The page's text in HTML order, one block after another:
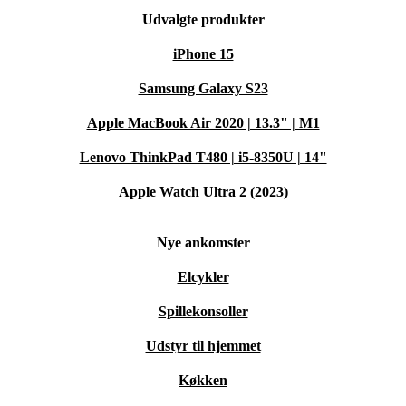
Udvalgte produkter
iPhone 15
Samsung Galaxy S23
Apple MacBook Air 2020 | 13.3" | M1
Lenovo ThinkPad T480 | i5-8350U | 14"
Apple Watch Ultra 2 (2023)
Nye ankomster
Elcykler
Spillekonsoller
Udstyr til hjemmet
Køkken